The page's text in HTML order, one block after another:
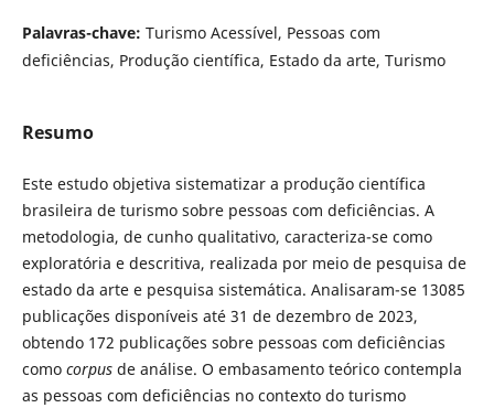
Palavras-chave: Turismo Acessível, Pessoas com
deficiências, Produção científica, Estado da arte, Turismo
Resumo
Este estudo objetiva sistematizar a produção científica
brasileira de turismo sobre pessoas com deficiências. A
metodologia, de cunho qualitativo, caracteriza-se como
exploratória e descritiva, realizada por meio de pesquisa de
estado da arte e pesquisa sistemática. Analisaram-se 13085
publicações disponíveis até 31 de dezembro de 2023,
obtendo 172 publicações sobre pessoas com deficiências
como corpusde análise. O embasamento teórico contempla
as pessoas com deficiências no contexto do turismo